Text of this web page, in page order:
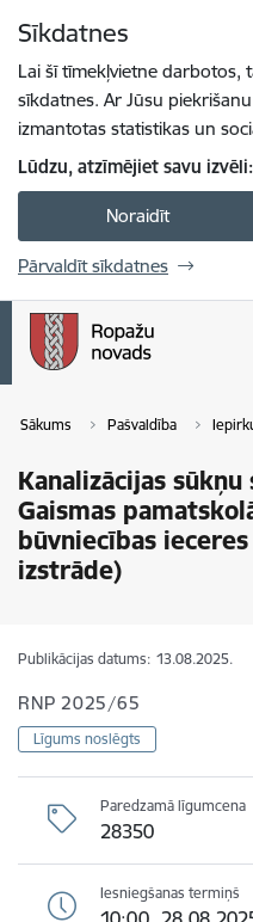
Sīkdatnes
Lai šī tīmekļvietne darbotos,
sīkdatnes. Ar Jūsu
izmantotas statistikas un
Lūdzu, atzīmējiet savu izvēli:
Noraidīt
Pārvaldīt sīkdatnes
Sākums Pašvaldība
Kanalizācijas
Gaismas
būvniecības
izstrāde)
Publikācijas datums: 13.08.2025.
RNP 2025/65
Līgums noslēgts
Paredzamā līgumcena
28350
Iesniegšanas termiņš